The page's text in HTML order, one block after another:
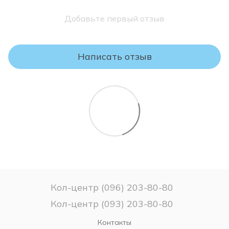
предоставляется в течение 18 месяцев с момента продажи.
Мы обязуемся возместить любые дефекты, возникшие
правильном использовании, транспортировке и хранении
товара.
ВНИМАНИЕ!
модели и размера матраса Вашему заказу.
Если Вы не уверены в выборе матраса – не
распаковывайте его, поскольку после снятия заводской
упаковки матрас считается таким, какой был в
использовании и ВОЗВРАТУ или ОБМЕНУ НЕ ПОДЛЕЖИТ!
Добавьте первый отзыв
Написать отзыв
Кол-центр (096) 203-80-80
Кол-центр (093) 203-80-80
Контакты